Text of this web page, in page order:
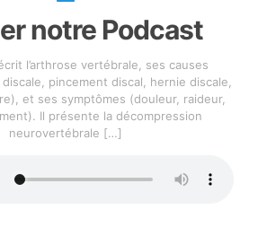
notre Podcast
l’arthrose vertébrale, ses causes
pincement discal, hernie discale,
et ses symptômes (douleur, raideur,
Il présente la décompression
neurovertébrale […]